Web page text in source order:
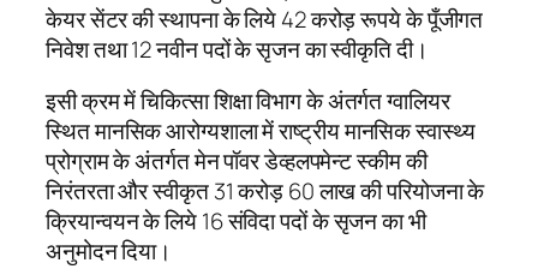
केयर सेंटर की स्थापना के लिये 42 करोड़ रूपये के पूँजीगत
निवेश तथा 12 नवीन पदों के सृजन का स्वीकृति दी।
इसी क्रम में चिकित्सा शिक्षा विभाग के अंतर्गत ग्वालियर
स्थित मानसिक आरोग्यशाला में राष्ट्रीय मानसिक स्वास्थ्य
प्रोग्राम के अंतर्गत मेन पॉवर डेव्हलपमेन्ट स्कीम की
निरंतरता और स्वीकृत 31 करोड़ 60 लाख की परियोजना के
क्रियान्वयन के लिये 16 संविदा पदों के सृजन का भी
अनुमोदन दिया।